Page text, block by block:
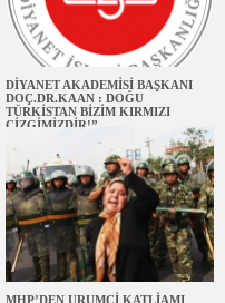
DİYANET AKADEMİSİ BAŞKANI
DOÇ.DR.KAAN : DOĞU
TÜRKİSTAN BİZİM KIRMIZI
ÇİZGİMİZDİR!”
MHP’DEN URUMÇİ KATLİAMI